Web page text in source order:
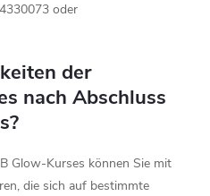
oder
der
nach Abschluss
Glow-Kurses können Sie mit
die sich auf bestimmte